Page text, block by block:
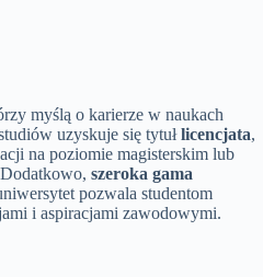
myślą o karierze w naukach
uzyskuje się tytułlicencjata,
na poziomie magisterskim lub
szeroka gama
pozwala studentom
i aspiracjami zawodowymi.